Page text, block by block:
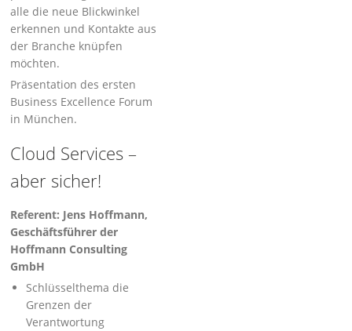
alle die neue Blickwinkel
erkennen und Kontakte aus
der Branche knüpfen
möchten.
Präsentation des ersten
Business Excellence Forum
in München.
Cloud Services –
aber sicher!
Referent: Jens Hoffmann,
Geschäftsführer der
Hoffmann Consulting
GmbH
Schlüsselthema die
Grenzen der
Verantwortung